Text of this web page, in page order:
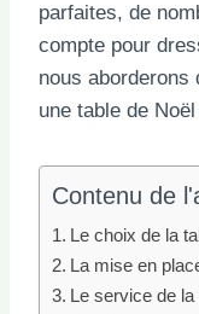
parfaites, de
compte pour
nous
une table de
Contenu de
Le choix de la
La mise en
Le service de